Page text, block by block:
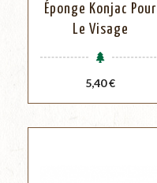
Éponge Konjac Pour
Le Visage
Prix
5,40 €